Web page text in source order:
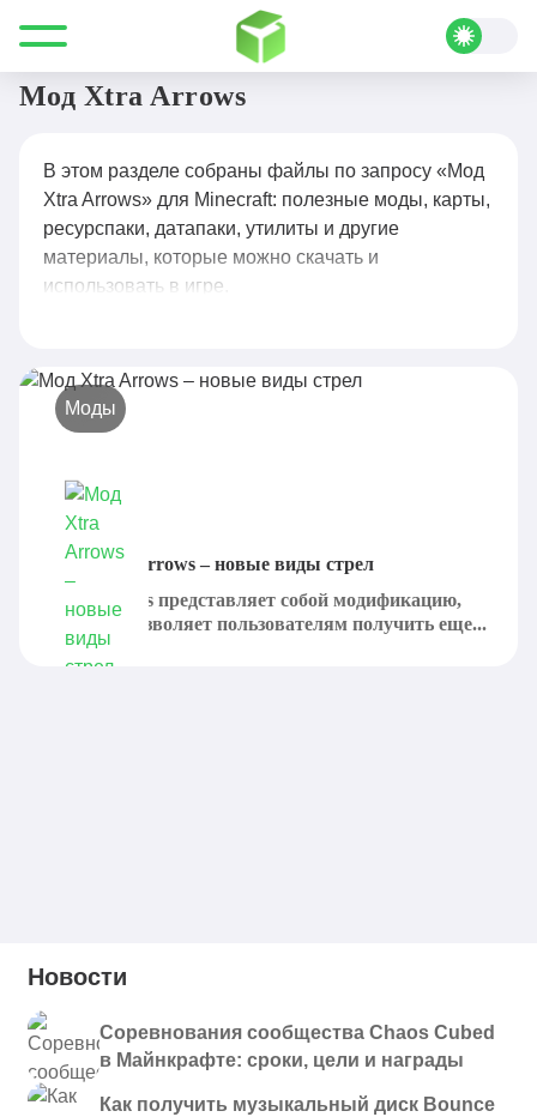
Все для Minecraft Мод Xtra Arrows
Мод Xtra Arrows
В этом разделе собраны файлы по запросу «Мод
Xtra Arrows» для Minecraft: полезные моды, карты,
ресурспаки, датапаки, утилиты и другие
материалы, которые можно скачать и
использовать в игре.
Моды
Мод Xtra Arrows – новые виды стрел
Xtra Arrows представляет собой модификацию,
которая позволяет пользователям получить еще...
Новости
Соревнования сообщества Chaos Cubed
в Майнкрафте: сроки, цели и награды
Как получить музыкальный диск Bounce